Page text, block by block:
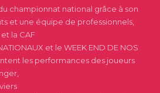
championnat national grâce à son
et une équipe de professionnels,
la CAF
et le WEEK END DE NOS
les performances des joueurs